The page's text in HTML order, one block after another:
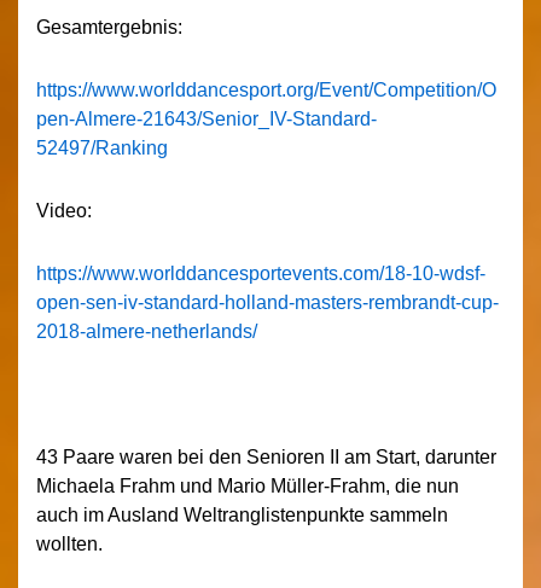
Gesamtergebnis:
https://www.worlddancesport.org/Event/Competition/O
pen-Almere-21643/Senior_IV-Standard-
52497/Ranking
Video:
https://www.worlddancesportevents.com/18-10-wdsf-
open-sen-iv-standard-holland-masters-rembrandt-cup-
2018-almere-netherlands/
43 Paare waren bei den Senioren II am Start, darunter
Michaela Frahm und Mario Müller-Frahm, die nun
auch im Ausland Weltranglistenpunkte sammeln
wollten.